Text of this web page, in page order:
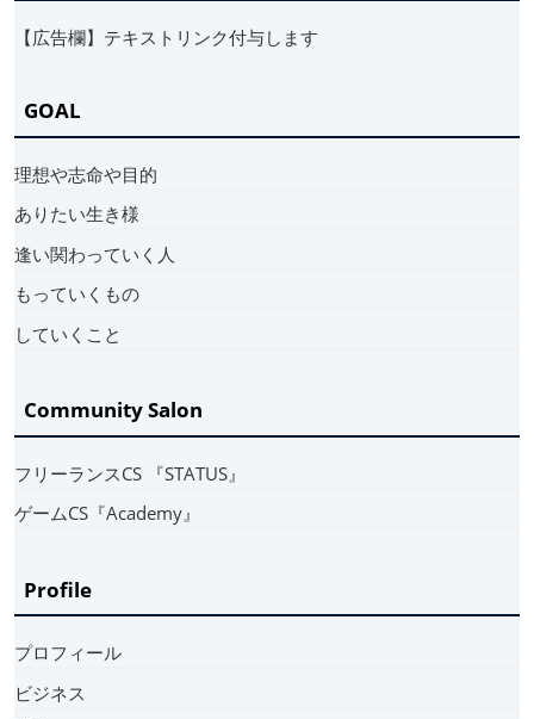
【広告欄】テキストリンク付与します
GOAL
理想や志命や目的
ありたい生き様
逢い関わっていく人
もっていくもの
していくこと
Community Salon
フリーランスCS 『STATUS』
ゲームCS『Academy』
Profile
プロフィール
ビジネス